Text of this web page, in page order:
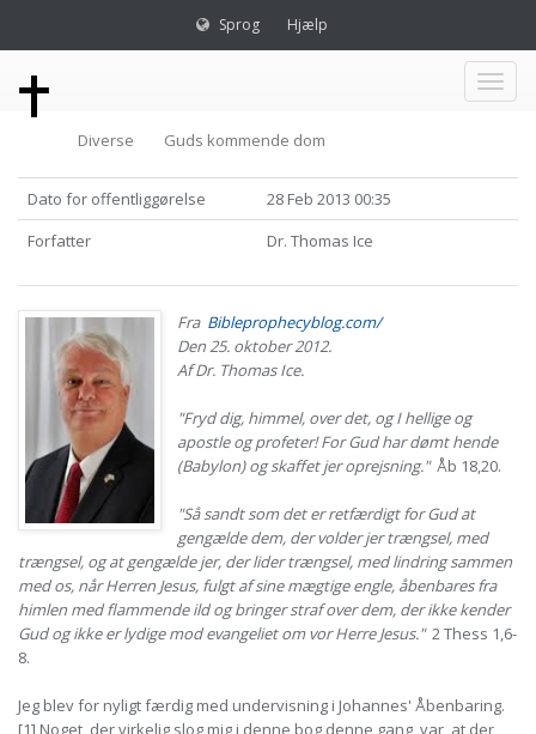
Sprog Hjælp
Toggle
Diverse Guds kommende dom
Dato for offentliggørelse
28 Feb 2013 00:35
Forfatter
Dr. Thomas Ice
Fra Bibleprophecyblog.com/
Den 25. oktober 2012.
Af Dr. Thomas Ice.
"Fryd dig, himmel, over det, og I hellige og
apostle og profeter! For Gud har dømt hende
(Babylon) og skaffet jer oprejsning." Åb 18,20.
"Så sandt som det er retfærdigt for Gud at
gengælde dem, der volder jer trængsel, med
trængsel, og at gengælde jer, der lider trængsel, med lindring sammen
med os, når Herren Jesus, fulgt af sine mægtige engle, åbenbares fra
himlen med flammende ild og bringer straf over dem, der ikke kender
Gud og ikke er lydige mod evangeliet om vor Herre Jesus." 2 Thess 1,6-
8.
Jeg blev for nyligt færdig med undervisning i Johannes' Åbenbaring.
[1] Noget, der virkelig slog mig i denne bog denne gang, var, at der